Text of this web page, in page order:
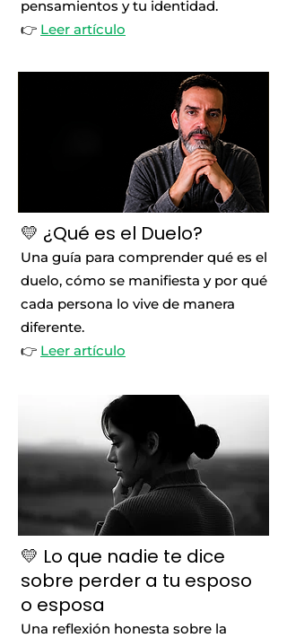
pensamientos y tu identidad.
👉 Leer artículo
💛 ¿Qué es el Duelo?
Una guía para comprender qué es el
duelo, cómo se manifiesta y por qué
cada persona lo vive de manera
diferente.
👉 Leer artículo
💛 Lo que nadie te dice
sobre perder a tu esposo
o esposa
Una reflexión honesta sobre la